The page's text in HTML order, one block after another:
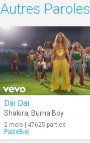
Autres Paroles
Dai Dai
Shakira, Burna Boy
2 mois | 47625 parties
PabloBiel